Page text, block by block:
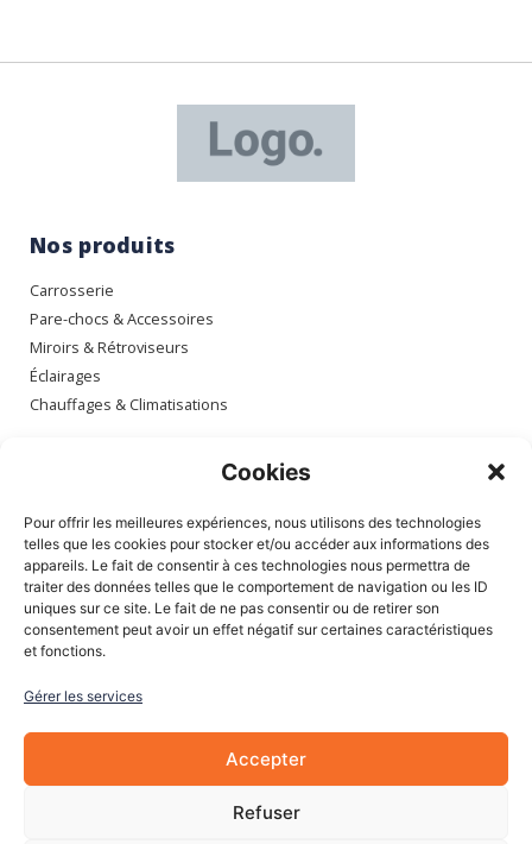
Cookies
Pour offrir les meilleures expériences, nous utilisons des technologies
telles que les cookies pour stocker et/ou accéder aux informations des
appareils. Le fait de consentir à ces technologies nous permettra de
traiter des données telles que le comportement de navigation ou les ID
uniques sur ce site. Le fait de ne pas consentir ou de retirer son
consentement peut avoir un effet négatif sur certaines caractéristiques
et fonctions.
Gérer les services
Accepter
Refuser
Nos produits
Carrosserie
Pare-chocs & Accessoires
Miroirs & Rétroviseurs
Éclairages
Chauffages & Climatisations
Mon compte
Mes commandes
Mes adresses
Mon panier
Informations
À Propos de nous
Blog
Mentions légales